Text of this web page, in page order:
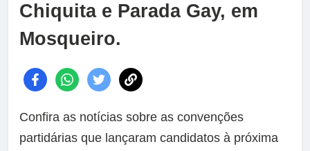
Chiquita e Parada Gay, em
Mosqueiro.
Confira as notícias sobre as convenções
partidárias que lançaram candidatos à próxima